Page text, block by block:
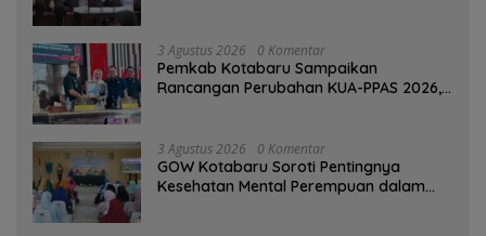
3 Agustus 2026 0 Komentar
Pemkab Kotabaru Sampaikan
Rancangan Perubahan KUA-PPAS 2026,
3 Agustus 2026 0 Komentar
GOW Kotabaru Soroti Pentingnya
Kesehatan Mental Perempuan dalam